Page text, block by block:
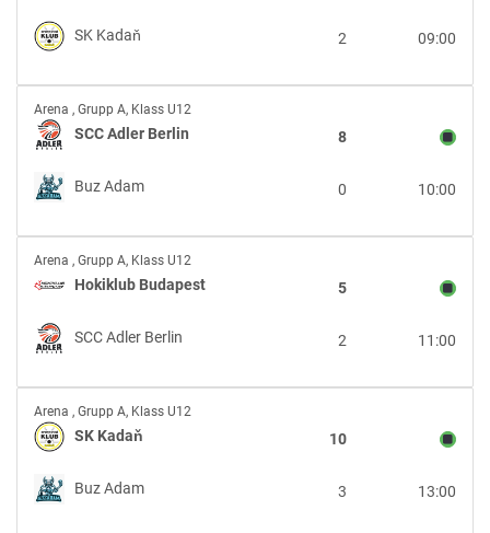
SK
Kadaň
SK Kadaň 09:00
2
SCC
Adler
Berlin
vs
Buz
Arena , Grupp A, Klass U12
SCC Adler Berlin 8
Buz Adam 10:00
0
Hokiklub
Budapest
SCC
Adler
Arena , Grupp A, Klass U12
Hokiklub Budapest 5
SCC Adler Berlin 11:00
2
SK
Kadaň
vs
Buz
Adam
Arena , Grupp A, Klass U12
SK Kadaň 10
Buz Adam 13:00
3